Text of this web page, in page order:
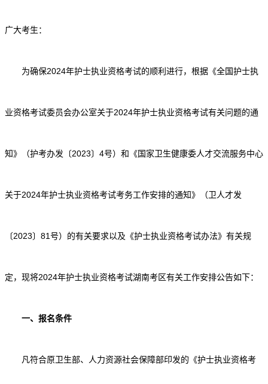
广大考生：
为确保2024年护士执业资格考试的顺利进行，根据《全国护士执
业资格考试委员会办公室关于2024年护士执业资格考试有关问题的通
知》（护考办发〔2023〕4号）和《国家卫生健康委人才交流服务中心
关于2024年护士执业资格考试考务工作安排的通知》（卫人才发
〔2023〕81号）的有关要求以及《护士执业资格考试办法》有关规
定，现将2024年护士执业资格考试湖南考区有关工作安排公告如下：
一、报名条件
凡符合原卫生部、人力资源社会保障部印发的《护士执业资格考